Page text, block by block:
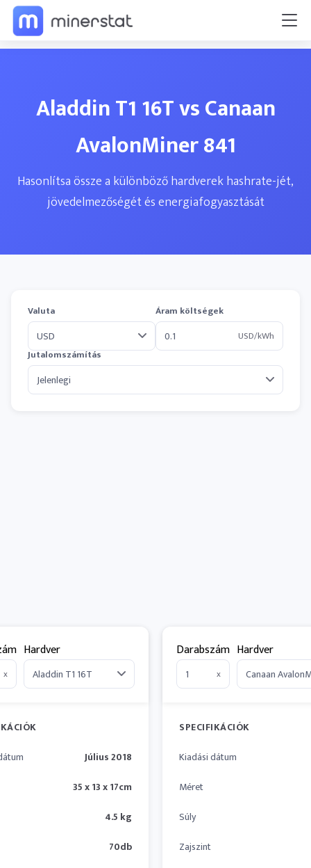
Aladdin T1 16T vs Canaan
AvalonMiner 841
Hasonlítsa össze a különböző hardverek hashrate-jét,
jövedelmezőségét és energiafogyasztását
Valuta
Áram költségek
USD/kWh
Jutalomszámítás
x
Hardver
Július 2018
35 x 13 x 17cm
4.5 kg
70db
Darabszám
x
Hardver
SPECIFIKÁCIÓK
Kiadási dátum
Méret
Súly
Zajszint